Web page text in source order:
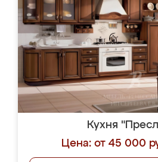
Кухня
Цена: от 45 000